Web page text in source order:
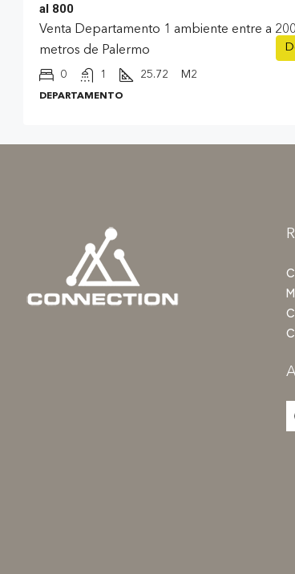
al 800
Venta Departamento 1 ambiente entre a 200
metros de Palermo
0 1 25.72 M2
DEPARTAMENTO